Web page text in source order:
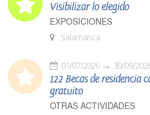
Visibilizar lo elegido
EXPOSICIONES
Salamanca
01/07/2026 30/09/
122 Becas de
gratuito
OTRAS ACTIVIDADES